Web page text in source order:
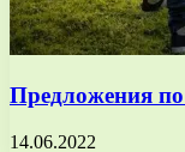
Предложения
14.06.2022